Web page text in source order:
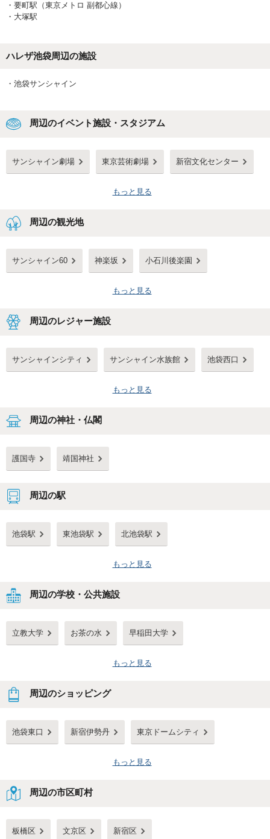
・ 要町駅（東京メトロ 副都心線）
・ 大塚駅
ハレザ池袋周辺の施設
・ 池袋サンシャイン
周辺のイベント施設・スタジアム
サンシャイン劇場 東京芸術劇場 新宿文化センター
もっと見る
周辺の観光地
サンシャイン60 神楽坂 小石川後楽園
もっと見る
周辺のレジャー施設
サンシャインシティ サンシャイン水族館 池袋西口
もっと見る
周辺の神社・仏閣
護国寺 靖国神社
周辺の駅
池袋駅 東池袋駅 北池袋駅
もっと見る
周辺の学校・公共施設
立教大学 お茶の水 早稲田大学
もっと見る
周辺のショッピング
池袋東口 新宿伊勢丹 東京ドームシティ
もっと見る
周辺の市区町村
板橋区 文京区 新宿区